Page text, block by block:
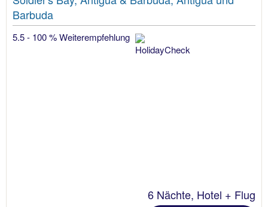
Barbuda
5.5 - 100 % Weiterempfehlung
6 Nächte, Hotel + Flug